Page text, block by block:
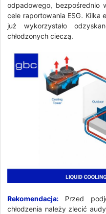
odpadowego, bezpośrednio
cele raportowania ESG. Kilka
już wykorzystało
chłodzonych cieczą.
Rekomendacja: Przed
chłodzenia należy zlecić